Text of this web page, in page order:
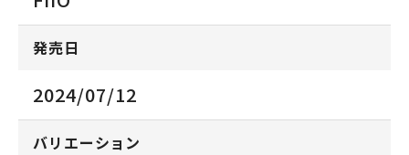
発売日
2024/07/12
バリエーション